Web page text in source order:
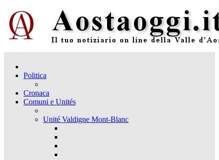
Politica
Cronaca
Comuni e Unités
Unité Valdigne Mont-Blanc